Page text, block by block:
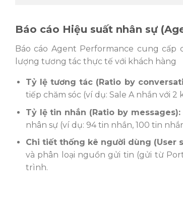
Báo cáo Hiệu suất nhân sự
Báo cáo Agent Performance cung
lượng tương tác thực tế với khách hàng
Tỷ lệ tương tác (Ratio by
tiếp chăm sóc (ví dụ: Sale A nhắn với 2
Tỷ lệ tin nhắn (Ratio by messages):
nhân sự (ví dụ: 94 tin nhắn, 100 tin
Chi tiết thống kê người dùng (User
và phân loại nguồn gửi tin (gửi từ
trình.